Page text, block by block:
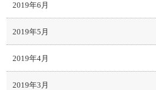
2019年6月
2019年5月
2019年4月
2019年3月